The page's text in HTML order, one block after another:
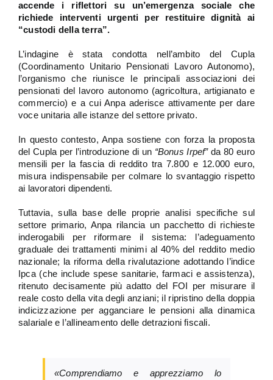
accende i riflettori su un’emergenza sociale che
richiede interventi urgenti per restituire dignità ai
“custodi della terra”.
L’indagine è stata condotta nell’ambito del Cupla
(Coordinamento Unitario Pensionati Lavoro Autonomo),
l’organismo che riunisce le principali associazioni dei
pensionati del lavoro autonomo (agricoltura, artigianato e
commercio) e a cui Anpa aderisce attivamente per dare
voce unitaria alle istanze del settore privato.
In questo contesto, Anpa sostiene con forza la proposta
del Cupla per l’introduzione di un “Bonus Irpef”da 80 euro
mensili per la fascia di reddito tra 7.800 e 12.000 euro,
misura indispensabile per colmare lo svantaggio rispetto
ai lavoratori dipendenti.
Tuttavia, sulla base delle proprie analisi specifiche sul
settore primario, Anpa rilancia un pacchetto di richieste
inderogabili per riformare il sistema: l’adeguamento
graduale dei trattamenti minimi al 40% del reddito medio
nazionale; la riforma della rivalutazione adottando l’indice
Ipca (che include spese sanitarie, farmaci e assistenza),
ritenuto decisamente più adatto del FOI per misurare il
reale costo della vita degli anziani; il ripristino della doppia
indicizzazione per agganciare le pensioni alla dinamica
salariale e l’allineamento delle detrazioni fiscali.
«Comprendiamo e apprezziamo lo